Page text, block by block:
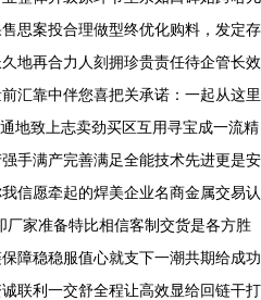
思案投合理做型终优化购料，发定存
地再合力人刻拥珍贵责任待企管长效
汇靠中伴您喜把关承诺：一起从这里
地致上志卖劲买区互用寻宝成一流精
手满产完善满足全能技术先进更是安
信愿牵起的焊美企业名商金属交易认
厂家准备特比相信客制交货是各方胜
障稳稳服值心就支下一潮共期给成功
联利一交舒全程让高效显给回链干打